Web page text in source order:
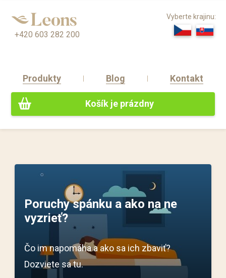
+420 603 282 200
Produkty Blog Kontakt
Košík je prázdny
Vyberte krajinu:
Poruchy spánku a ako na ne
vyzrieť?
Čo im napomáha a ako sa ich zbaviť?
Dozviete sa tu.